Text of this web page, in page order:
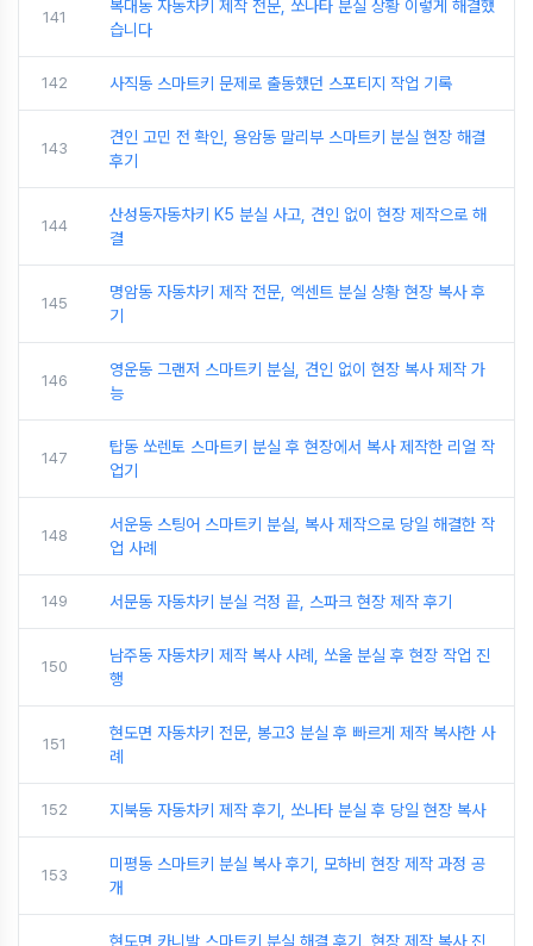
141
복대동 자동차키 제작 전문, 쏘나타 분실 상황 이렇게 해결했
습니다
142 사직동 스마트키 문제로 출동했던 스포티지 작업 기록
143
견인 고민 전 확인, 용암동 말리부 스마트키 분실 현장 해결
후기
144
산성동자동차키 K5 분실 사고, 견인 없이 현장 제작으로 해
결
145
명암동 자동차키 제작 전문, 엑센트 분실 상황 현장 복사 후
기
146
영운동 그랜저 스마트키 분실, 견인 없이 현장 복사 제작 가
능
147
탑동 쏘렌토 스마트키 분실 후 현장에서 복사 제작한 리얼 작
업기
148
서운동 스팅어 스마트키 분실, 복사 제작으로 당일 해결한 작
업 사례
149 서문동 자동차키 분실 걱정 끝, 스파크 현장 제작 후기
150
남주동 자동차키 제작 복사 사례, 쏘울 분실 후 현장 작업 진
행
151
현도면 자동차키 전문, 봉고3 분실 후 빠르게 제작 복사한 사
례
152 지북동 자동차키 제작 후기, 쏘나타 분실 후 당일 현장 복사
153
미평동 스마트키 분실 복사 후기, 모하비 현장 제작 과정 공
개
현도면 카니발 스마트키 분실 해결 후기, 현장 제작 복사 진